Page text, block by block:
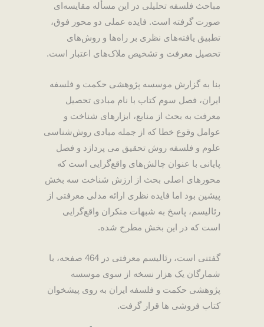
مباحث فلسفه تحلیلی در این مسأله مقایسه‌ای
صورت گرفته است. فایده عملی دو محور فوق،
تطبیق یافته‌های نظری بر راه‌ها و روش‌های
تحصیل معرفت و تشخیص ملاک‌های اعتبار است.
بنا به گزارش موسسه پژوهشی حکمت و فلسفه
ایران، فصل سوم کتاب با نام مبادی تحصیل
معرفت به بحث از منابع، ابزارهای شناخت و
عوامل وقوع خطا که از جمله مبادی روش‌شناسی
علوم و فلسفه روش تحقیق می پردازد و فصل
پایانی با عنوان چالش‌های واقع‌گرایی است که
محورهای اصلی بحث از ارزش شناخت سه بخش
پیشین بود اما فایده نظری ارائه مدلی معرفتی از
رئالیسم، پاسخ به شبهات منکران واقع‌گرایی
است که در این بخش مطرح شده.
گفتنی است، رئالیسم معرفتی در 464 صفحه، با
شمارگان یک هزار نسخه از سوی موسسه
پژوهشی حکمت و فلسفه ایران به روی پیشخوان
کتاب فروشی ها قرار گرفت.